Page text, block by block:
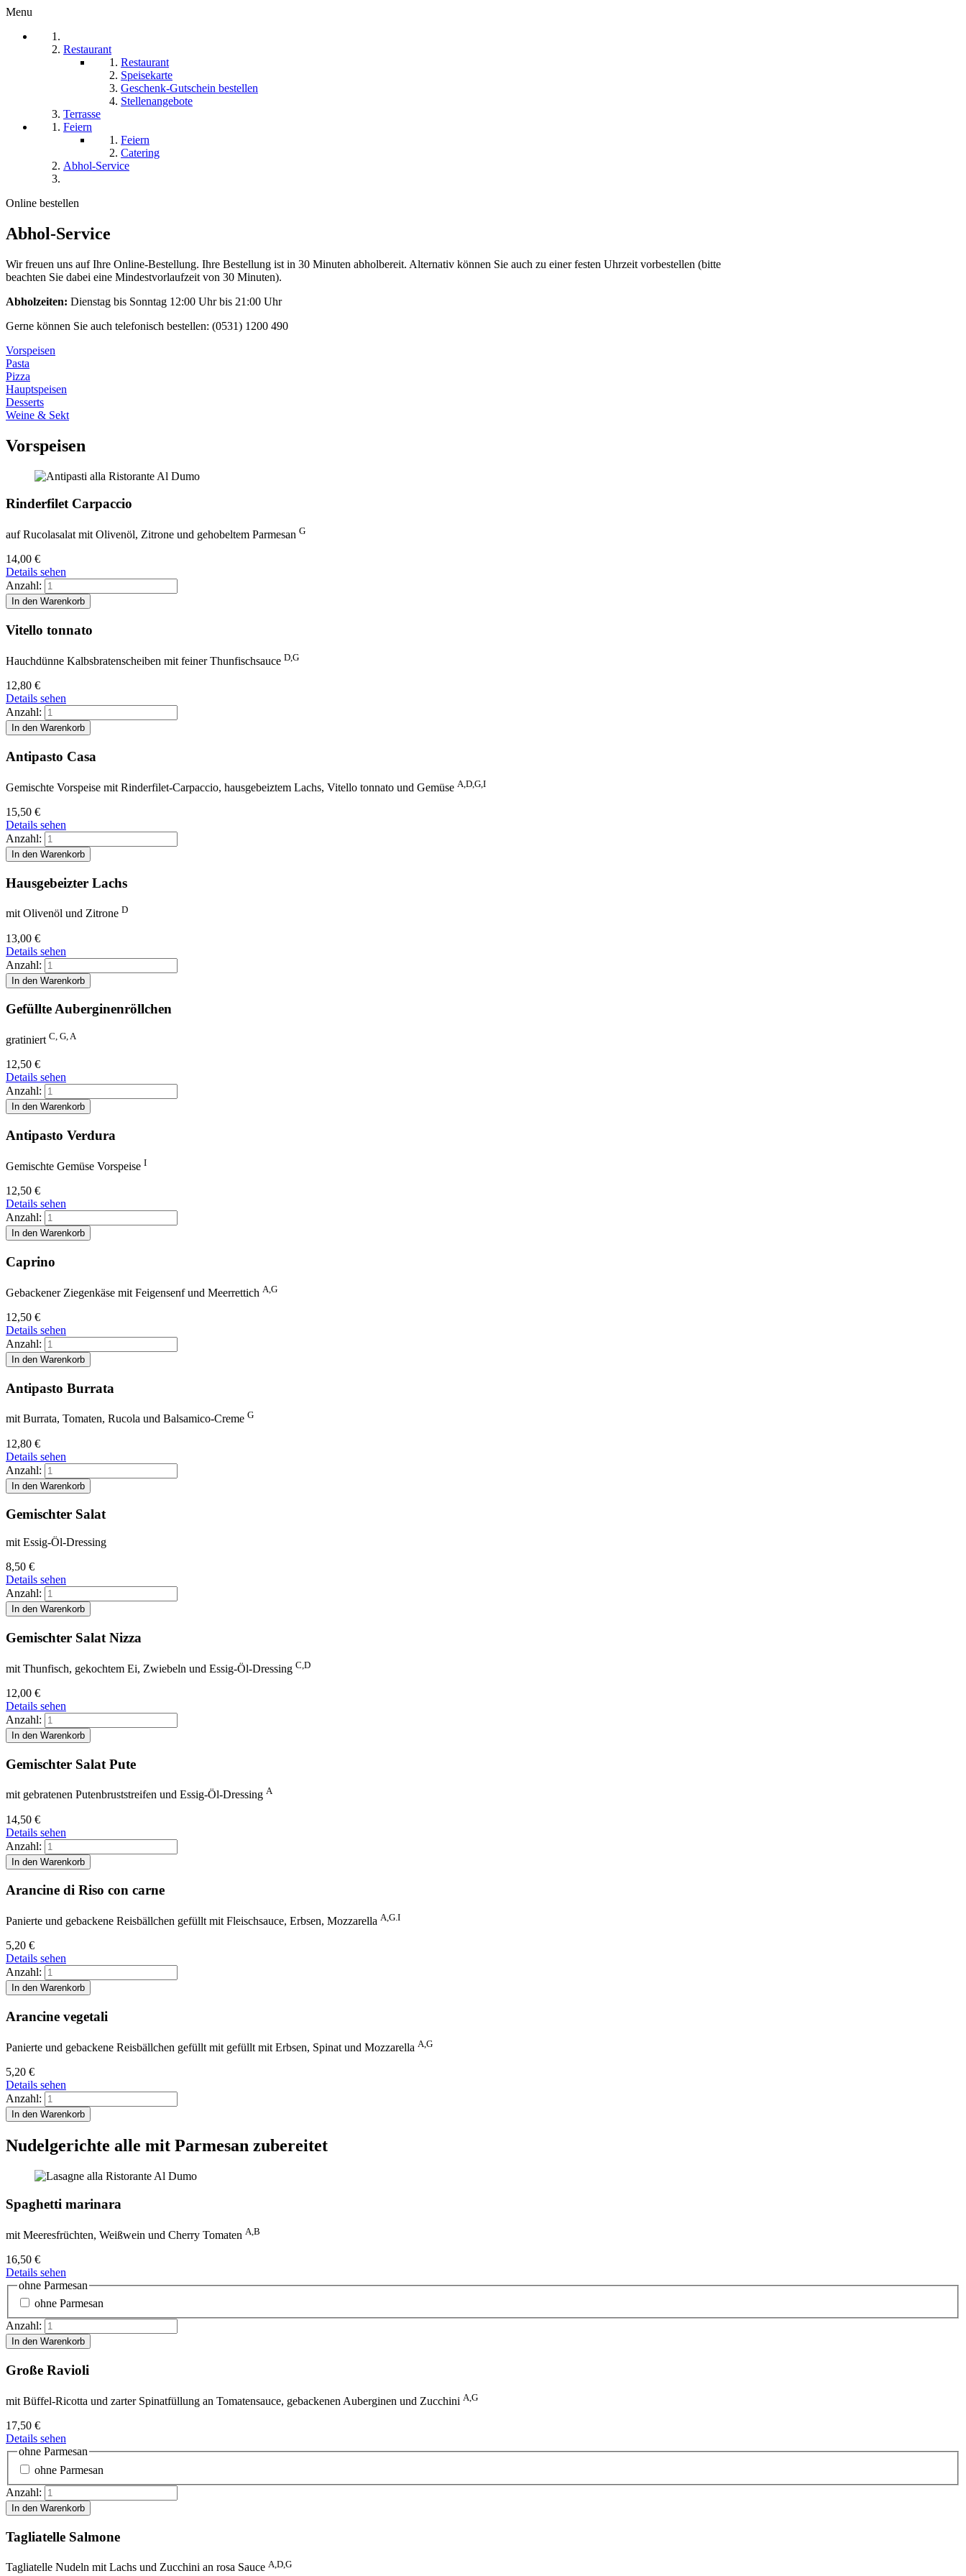
Menu
Restaurant
Restaurant
Speisekarte
Geschenk-Gutschein bestellen
Stellenangebote
Terrasse
Feiern
Feiern
Catering
Abhol-Service
Online bestellen
Abhol-Service
Wir freuen uns auf Ihre Online-Bestellung. Ihre Bestellung ist in 30 Minuten abholbereit. Alternativ können Sie auch zu einer festen Uhrzeit vorbestellen (bitte
beachten Sie dabei eine Mindestvorlaufzeit von 30 Minuten).
Abholzeiten: Dienstag bis Sonntag 12:00 Uhr bis 21:00 Uhr
Gerne können Sie auch telefonisch bestellen: (0531) 1200 490
Vorspeisen
Pasta
Pizza
Hauptspeisen
Desserts
Weine & Sekt
Vorspeisen
Rinderfilet Carpaccio
auf Rucolasalat mit Olivenöl, Zitrone und gehobeltem Parmesan G
14,00 €
Details sehen
Anzahl:
Vitello tonnato
Hauchdünne Kalbsbratenscheiben mit feiner Thunfischsauce D,G
12,80 €
Details sehen
Anzahl:
Antipasto Casa
Gemischte Vorspeise mit Rinderfilet-Carpaccio, hausgebeiztem Lachs, Vitello tonnato und Gemüse A,D,G,I
15,50 €
Details sehen
Anzahl:
Hausgebeizter Lachs
mit Olivenöl und Zitrone D
13,00 €
Details sehen
Anzahl:
Gefüllte Auberginenröllchen
gratiniert C, G, A
12,50 €
Details sehen
Anzahl:
Antipasto Verdura
Gemischte Gemüse Vorspeise I
12,50 €
Details sehen
Anzahl:
Caprino
Gebackener Ziegenkäse mit Feigensenf und Meerrettich A,G
12,50 €
Details sehen
Anzahl:
Antipasto Burrata
mit Burrata, Tomaten, Rucola und Balsamico-Creme G
12,80 €
Details sehen
Anzahl:
Gemischter Salat
mit Essig-Öl-Dressing
8,50 €
Details sehen
Anzahl:
Gemischter Salat Nizza
mit Thunfisch, gekochtem Ei, Zwiebeln und Essig-Öl-Dressing C,D
12,00 €
Details sehen
Anzahl:
Gemischter Salat Pute
mit gebratenen Putenbruststreifen und Essig-Öl-Dressing A
14,50 €
Details sehen
Anzahl:
Arancine di Riso con carne
Panierte und gebackene Reisbällchen gefüllt mit Fleischsauce, Erbsen, Mozzarella A,G.I
5,20 €
Details sehen
Anzahl:
Arancine vegetali
Panierte und gebackene Reisbällchen gefüllt mit gefüllt mit Erbsen, Spinat und Mozzarella A,G
5,20 €
Details sehen
Anzahl:
Nudelgerichte alle mit Parmesan zubereitet
Spaghetti marinara
mit Meeresfrüchten, Weißwein und Cherry Tomaten A,B
16,50 €
Details sehen
ohne Parmesan
ohne Parmesan
Anzahl:
Große Ravioli
mit Büffel-Ricotta und zarter Spinatfüllung an Tomatensauce, gebackenen Auberginen und Zucchini A,G
17,50 €
Details sehen
ohne Parmesan
ohne Parmesan
Anzahl:
Tagliatelle Salmone
Tagliatelle Nudeln mit Lachs und Zucchini an rosa Sauce A,D,G